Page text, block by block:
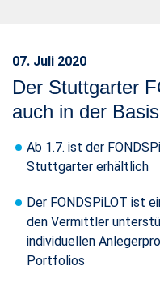
07. Juli 2020
Der Stuttgarter
auch in der
Ab 1.7. ist der
Stuttgarter erhältlich​​​​​​​
Der FONDSPiLOT ist
den Vermittler
individuellen
Portfolios